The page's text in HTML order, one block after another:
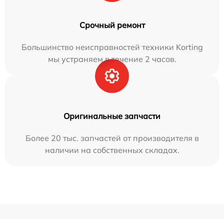
Срочный ремонт
Большинство неисправностей техники Korting
мы устраняем в течение 2 часов.
Оригинальные запчасти
Более 20 тыс. запчастей от производителя в
наличии на собственных складах.